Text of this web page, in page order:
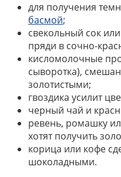
для получения
басмой;
свекольный сок
пряди в сочно-
кисломолочные
сыворотка),
золотистыми;
гвоздика усилит
черный чай и
ревень, ромашку
хотят получить
корица или кофе
шоколадными.